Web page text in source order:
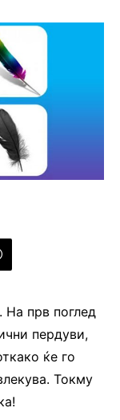
На прв поглед
пердуви,
ќе го
Токму